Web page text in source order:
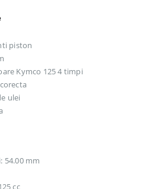
piston
Kymco 125 4 timpi
ulei
54.00 mm
cc